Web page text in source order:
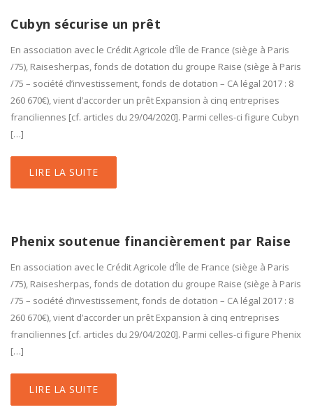
Cubyn sécurise un prêt
En association avec le Crédit Agricole d’Île de France (siège à Paris
/75), Raisesherpas, fonds de dotation du groupe Raise (siège à Paris
/75 – société d’investissement, fonds de dotation – CA légal 2017 : 8
260 670€), vient d’accorder un prêt Expansion à cinq entreprises
franciliennes [cf. articles du 29/04/2020]. Parmi celles-ci figure Cubyn
[…]
LIRE LA SUITE
Phenix soutenue financièrement par Raise
En association avec le Crédit Agricole d’Île de France (siège à Paris
/75), Raisesherpas, fonds de dotation du groupe Raise (siège à Paris
/75 – société d’investissement, fonds de dotation – CA légal 2017 : 8
260 670€), vient d’accorder un prêt Expansion à cinq entreprises
franciliennes [cf. articles du 29/04/2020]. Parmi celles-ci figure Phenix
[…]
LIRE LA SUITE